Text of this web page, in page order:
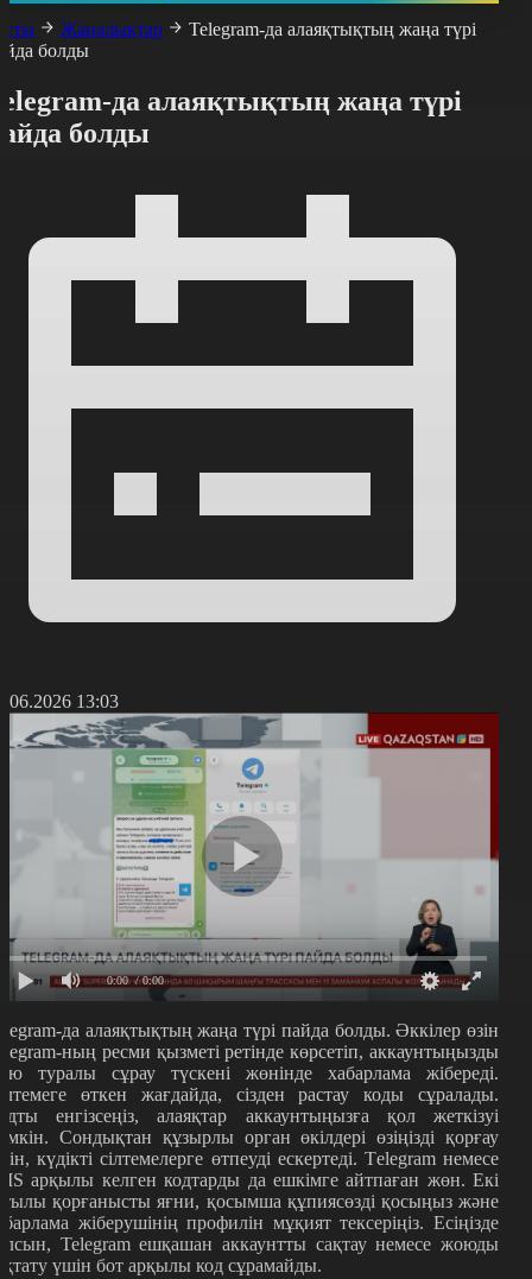
Жаңалықтар
Telegram-да алаяқтықтың жаңа түрі
болды
да алаяқтықтың жаңа түрі
болды
13:03
0:00 / 0:00
да алаяқтықтың жаңа түрі пайда болды. Әккілер өзін
ның ресми қызметі ретінде көрсетіп, аккаунтыңызды
туралы сұрау түскені жөнінде хабарлама жібереді.
өткен жағдайда, сізден растау коды сұралады.
енгізсеңіз, алаяқтар аккаунтыңызға қол жеткізуі
Сондықтан құзырлы орган өкілдері өзіңізді қорғау
күдікті сілтемелерге өтпеуді ескертеді. Тelegram немесе
арқылы келген кодтарды да ешкімге айтпаған жөн. Екі
қорғанысты яғни, қосымша құпиясөзді қосыңыз және
жіберушінің профилін мұқият тексеріңіз. Есіңізде
Telegram ешқашан аккаунтты сақтау немесе жоюды
үшін бот арқылы код сұрамайды.